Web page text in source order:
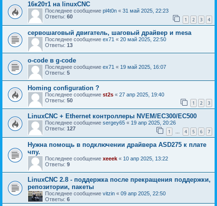
16к20т1 на linuxCNC
Последнее сообщение pl4t0n « 31 май 2025, 22:23
Ответы: 60 1 2 3 4
сервошаговый двигатель, шаговый драйвер и mesa
Последнее сообщение ex71 « 20 май 2025, 22:50
Ответы: 13
o-code в g-code
Последнее сообщение ex71 « 19 май 2025, 16:07
Ответы: 5
Homing configuration ?
Последнее сообщение st2s « 27 апр 2025, 19:40
Ответы: 50 1 2 3
LinuxCNC + Ethernet контроллеры NVEM/EC300/EC500
Последнее сообщение sergey65 « 19 апр 2025, 20:26
Ответы: 127 1 … 4 5 6 7
Нужна помощь в подключении драйвера ASD275 к плате
чпу.
Последнее сообщение xeeek « 10 апр 2025, 13:22
Ответы: 9
LinuxCNC 2.8 - поддержка после прекращения поддержки,
репозитории, пакеты
Последнее сообщение vitzin « 09 апр 2025, 22:50
Ответы: 6